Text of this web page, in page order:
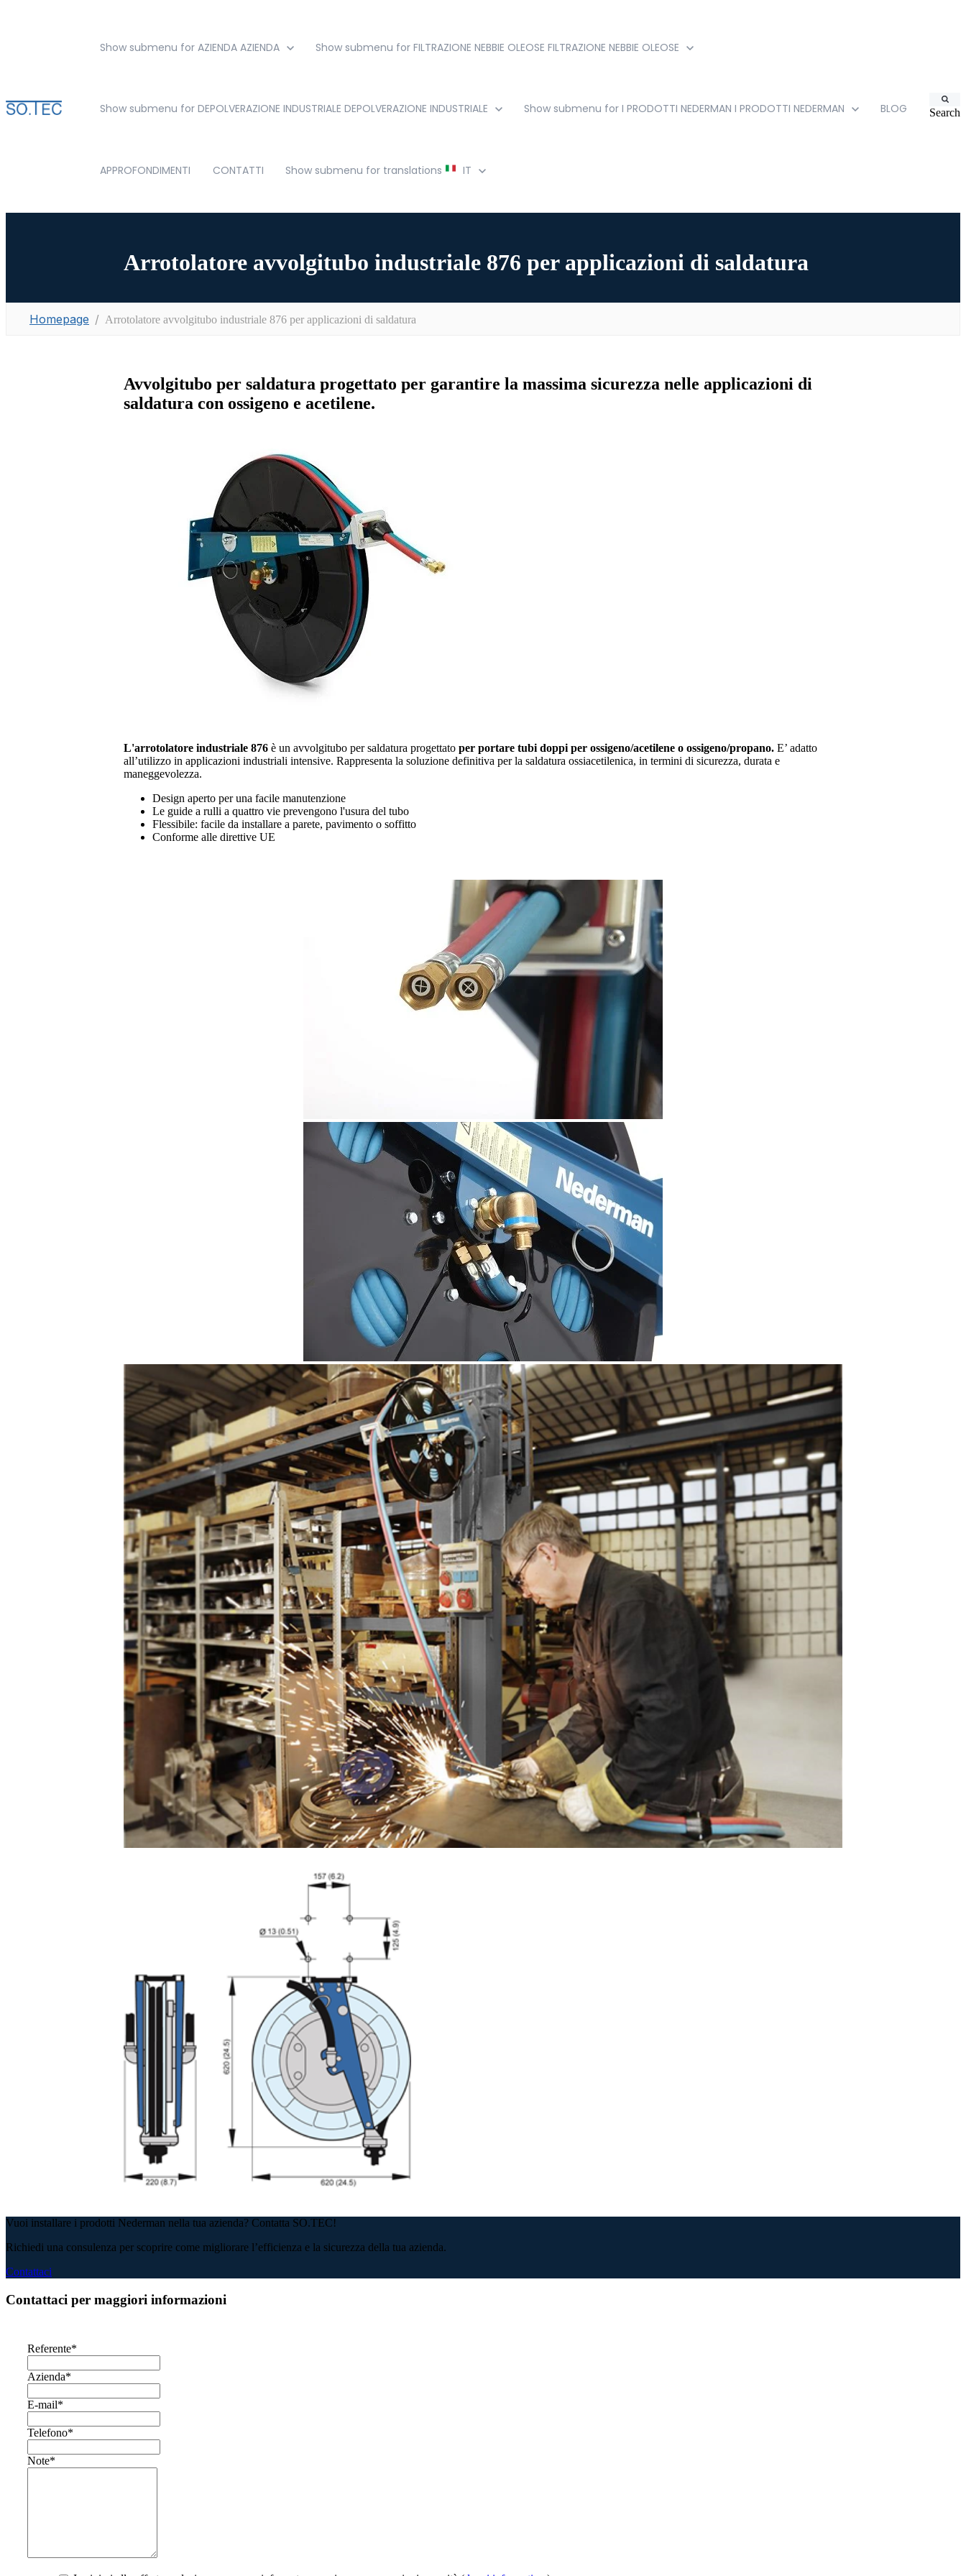
Show submenu for AZIENDA AZIENDA Show submenu for FILTRAZIONE NEBBIE OLEOSE FILTRAZIONE NEBBIE OLEOSE
Show submenu for DEPOLVERAZIONE INDUSTRIALE DEPOLVERAZIONE INDUSTRIALE Show submenu for I PRODOTTI NEDERMAN I PRODOTTI NEDERMAN BLOG
APPROFONDIMENTI CONTATTI Show submenu for translations IT
Search
Arrotolatore avvolgitubo industriale 876 per applicazioni di saldatura
Homepage Arrotolatore avvolgitubo industriale 876 per applicazioni di saldatura
Avvolgitubo per saldatura progettato per garantire la massima sicurezza nelle applicazioni di
saldatura con ossigeno e acetilene.
L'arrotolatore industriale 876 è un avvolgitubo per saldatura progettato per portare tubi doppi per ossigeno/acetilene o ossigeno/propano. E’ adatto
all’utilizzo in applicazioni industriali intensive. Rappresenta la soluzione definitiva per la saldatura ossiacetilenica, in termini di sicurezza, durata e
maneggevolezza.
Design aperto per una facile manutenzione
Le guide a rulli a quattro vie prevengono l'usura del tubo
Flessibile: facile da installare a parete, pavimento o soffitto
Conforme alle direttive UE
Vuoi installare i prodotti Nederman nella tua azienda? Contatta SO.TEC!
Richiedi una consulenza per scoprire come migliorare l’efficienza e la sicurezza della tua azienda.
Contattaci
Contattaci per maggiori informazioni
Referente*
Azienda*
E-mail*
Telefono*
Note*